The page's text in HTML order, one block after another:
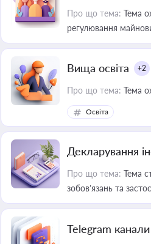
Про що тема: Тема
регулювання
Вища освіта +2
Про що тема: Тема
Освіта
Декларування
Про що тема: Тема
зобов’язань та
Telegram